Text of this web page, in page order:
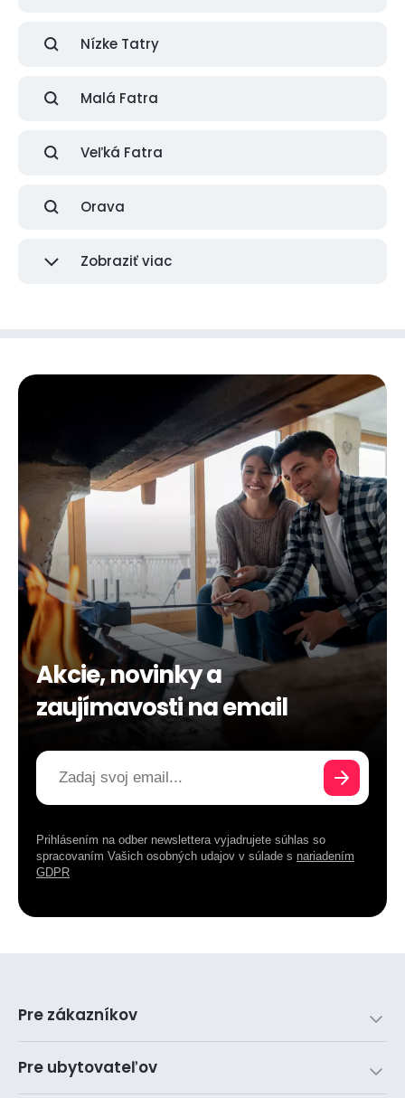
Nízke Tatry
Malá Fatra
Veľká Fatra
Orava
Zobraziť viac
Akcie, novinky a
zaujímavosti na email
Prihlásením na odber newslettera vyjadrujete súhlas so
spracovaním Vašich osobných udajov v súlade s nariadením
GDPR
Pre zákazníkov
Pre ubytovateľov